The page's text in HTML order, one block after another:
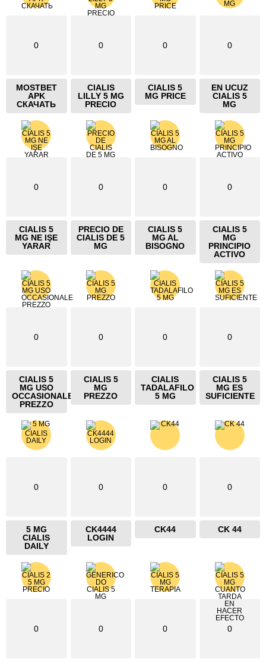
0
MOSTBET
APK
СКАЧАТЬ
0
CIALIS
LILLY 5 MG
PRECIO
0
CIALIS 5
MG PRICE
0
EN UCUZ
CIALIS 5
MG
0
CIALIS 5
MG NE IŞE
YARAR
0
PRECIO DE
CIALIS DE 5
MG
0
CIALIS 5
MG AL
BISOGNO
0
CIALIS 5
MG
PRINCIPIO
ACTIVO
0
CIALIS 5
MG USO
OCCASIONALE
PREZZO
0
CIALIS 5
MG
PREZZO
0
CIALIS
TADALAFILO
5 MG
0
CIALIS 5
MG ES
SUFICIENTE
0
5 MG
CIALIS
DAILY
0
CK4444
LOGIN
0
CK44
0
CK 44
0 0 0 0